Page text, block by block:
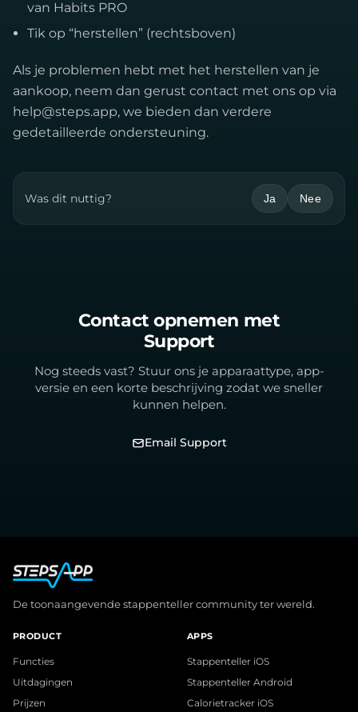
van Habits PRO
Tik op “herstellen” (rechtsboven)
Als je problemen hebt met het herstellen van je
aankoop, neem dan gerust contact met ons op via
help@steps.app, we bieden dan verdere
gedetailleerde ondersteuning.
Was dit nuttig? Ja Nee
Contact opnemen met
Support
Nog steeds vast? Stuur ons je apparaattype, app-
versie en een korte beschrijving zodat we sneller
kunnen helpen.
Email Support
De toonaangevende stappenteller community ter wereld.
PRODUCT
Functies
Uitdagingen
Prijzen
APPS
Stappenteller iOS
Stappenteller Android
Calorietracker iOS